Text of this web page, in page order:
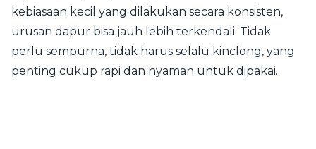
kebiasaan kecil yang dilakukan secara konsisten,
urusan dapur bisa jauh lebih terkendali. Tidak
perlu sempurna, tidak harus selalu kinclong, yang
penting cukup rapi dan nyaman untuk dipakai.